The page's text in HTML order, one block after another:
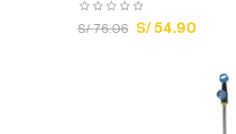
S/ 76.06 S/ 54.90